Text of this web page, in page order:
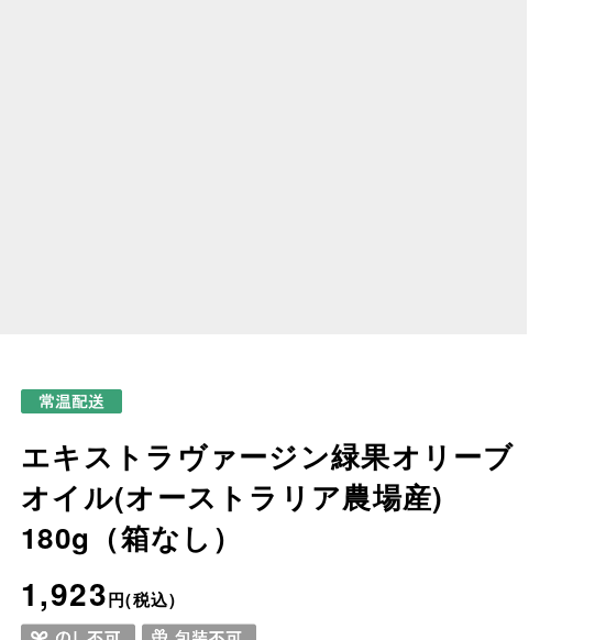
エキストラヴァージン緑果オリーブ
オイル(オーストラリア農場産)
180g（箱なし）
1,923円